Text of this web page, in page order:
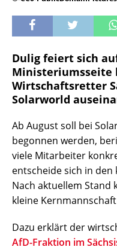
Dulig feiert sich
Ministeriumsseite
Wirtschaftsretter
Solarworld
Ab August soll bei
begonnen werden,
viele Mitarbeiter
entscheide sich in den
Nach aktuellem
kleine
Dazu erklärt der
AfD-Fraktion im